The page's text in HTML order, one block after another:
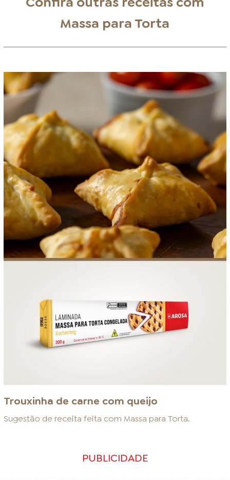
Massa para Torta
Trouxinha de carne com queijo
Sugestão de receita feita com Massa para Torta.
PUBLICIDADE